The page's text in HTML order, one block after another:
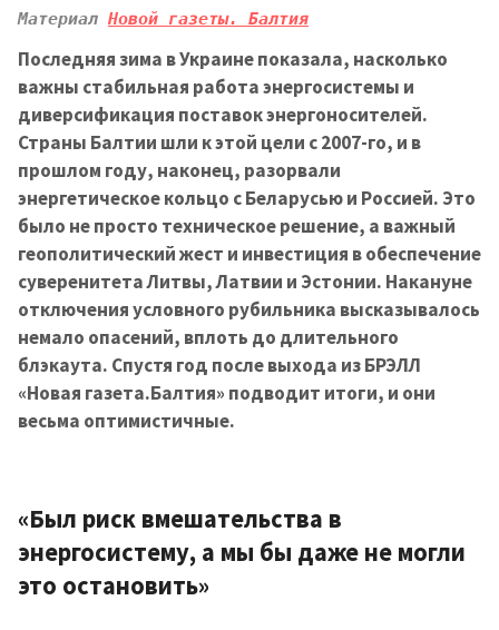
Материал Новой газеты. Балтия
Последняя зима в Украине показала, насколько
важны стабильная работа энергосистемы и
диверсификация поставок энергоносителей.
Страны Балтии шли к этой цели с 2007-го, и в
прошлом году, наконец, разорвали
энергетическое кольцо с Беларусью и Россией. Это
было не просто техническое решение, а важный
геополитический жест и инвестиция в обеспечение
суверенитета Литвы, Латвии и Эстонии. Накануне
отключения условного рубильника высказывалось
немало опасений, вплоть до длительного
блэкаута. Спустя год после выхода из БРЭЛЛ
«Новая газета.Балтия» подводит итоги, и они
весьма оптимистичные.
«Был риск вмешательства в
энергосистему, а мы бы даже не могли
это остановить»